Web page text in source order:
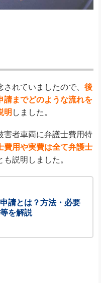
れていましたので、 後
請までどのような流れを
明 しました。
害者車両に弁護士費用特
費用や実費は全て弁護士
も説明しました。
請とは？方法・必要
を解説